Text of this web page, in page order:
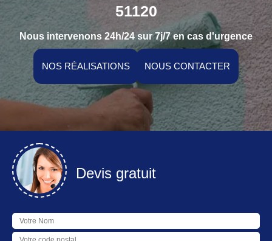
51120
Nous intervenons 24h/24 sur 7j/7 en cas d'urgence
NOS RÉALISATIONS NOUS CONTACTER
Devis gratuit